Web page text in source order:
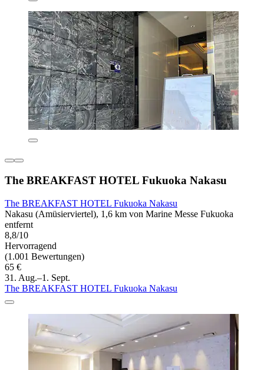
The BREAKFAST HOTEL Fukuoka Nakasu
The BREAKFAST HOTEL Fukuoka Nakasu
Nakasu (Amüsierviertel), 1,6 km von Marine Messe Fukuoka
entfernt
8,8/10
Hervorragend
(1.001 Bewertungen)
65 €
31. Aug.–1. Sept.
The BREAKFAST HOTEL Fukuoka Nakasu